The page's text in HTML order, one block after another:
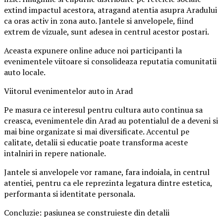
extind impactul acestora, atragand atentia asupra Aradului
ca oras activ in zona auto. Jantele si anvelopele, fiind
extrem de vizuale, sunt adesea in centrul acestor postari.
Aceasta expunere online aduce noi participanti la
evenimentele viitoare si consolideaza reputatia comunitatii
auto locale.
Viitorul evenimentelor auto in Arad
Pe masura ce interesul pentru cultura auto continua sa
creasca, evenimentele din Arad au potentialul de a deveni si
mai bine organizate si mai diversificate. Accentul pe
calitate, detalii si educatie poate transforma aceste
intalniri in repere nationale.
Jantele si anvelopele vor ramane, fara indoiala, in centrul
atentiei, pentru ca ele reprezinta legatura dintre estetica,
performanta si identitate personala.
Concluzie: pasiunea se construieste din detalii